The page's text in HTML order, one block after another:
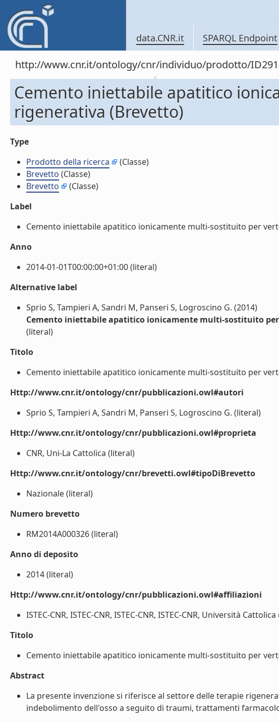
data.CNR.it SPARQL Endpoint
http://www.cnr.it/ontology/cnr/individuo/prodotto/
Cemento iniettabile apatitico
rigenerativa (Brevetto)
Type
Prodotto della ricerca
(Classe)
Brevetto (Classe)
Brevetto
(Classe)
Label
Cemento iniettabile apatitico ionicamente multi-sostituito per
Anno
2014-01-01T00:00:00+01:00 (literal)
Alternative label
Sprio S, Tampieri A, Sandri M, Panseri S, Logroscino G. (2014)
Cemento iniettabile apatitico ionicamente multi-sostituito
(literal)
Titolo
Cemento iniettabile apatitico ionicamente multi-sostituito per
Http://www.cnr.it/ontology/cnr/pubblicazioni.owl#autori
Sprio S, Tampieri A, Sandri M, Panseri S, Logroscino G. (literal)
Http://www.cnr.it/ontology/cnr/pubblicazioni.owl#proprieta
CNR, Uni-La Cattolica (literal)
Http://www.cnr.it/ontology/cnr/brevetti.owl#tipoDiBrevetto
Nazionale (literal)
Numero brevetto
RM2014A000326 (literal)
Anno di deposito
2014 (literal)
Http://www.cnr.it/ontology/cnr/pubblicazioni.owl#affiliazioni
ISTEC-CNR, ISTEC-CNR, ISTEC-CNR, ISTEC-CNR, Università
Titolo
Cemento iniettabile apatitico ionicamente multi-sostituito per
Abstract
La presente invenzione si riferisce al settore delle terapie
indebolimento dell'osso a seguito di traumi, trattamenti